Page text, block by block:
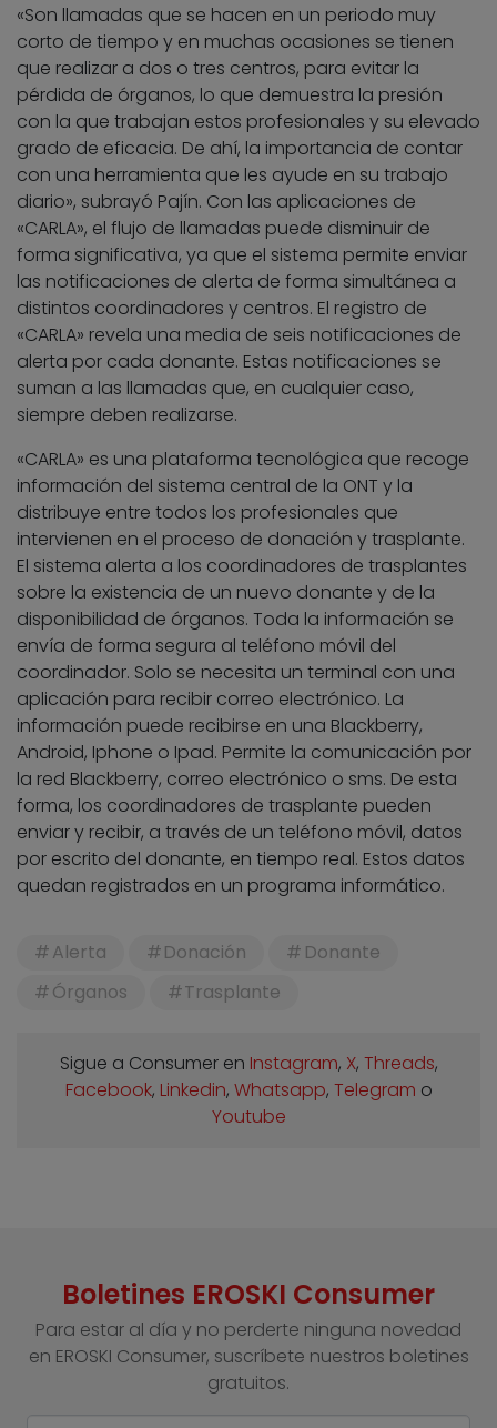
«Son llamadas que se hacen en un periodo muy
corto de tiempo y en muchas ocasiones se tienen
que realizar a dos o tres centros, para evitar la
pérdida de órganos, lo que demuestra la presión
con la que trabajan estos profesionales y su elevado
grado de eficacia. De ahí, la importancia de contar
con una herramienta que les ayude en su trabajo
diario», subrayó Pajín. Con las aplicaciones de
«CARLA», el flujo de llamadas puede disminuir de
forma significativa, ya que el sistema permite enviar
las notificaciones de alerta de forma simultánea a
distintos coordinadores y centros. El registro de
«CARLA» revela una media de seis notificaciones de
alerta por cada donante. Estas notificaciones se
suman a las llamadas que, en cualquier caso,
siempre deben realizarse.
«CARLA» es una plataforma tecnológica que recoge
información del sistema central de la ONT y la
distribuye entre todos los profesionales que
intervienen en el proceso de donación y trasplante.
El sistema alerta a los coordinadores de trasplantes
sobre la existencia de un nuevo donante y de la
disponibilidad de órganos. Toda la información se
envía de forma segura al teléfono móvil del
coordinador. Solo se necesita un terminal con una
aplicación para recibir correo electrónico. La
información puede recibirse en una Blackberry,
Android, Iphone o Ipad. Permite la comunicación por
la red Blackberry, correo electrónico o sms. De esta
forma, los coordinadores de trasplante pueden
enviar y recibir, a través de un teléfono móvil, datos
por escrito del donante, en tiempo real. Estos datos
quedan registrados en un programa informático.
Alerta Donación
Donante
Órganos
Trasplante
Sigue a Consumer en Instagram, X, Threads,
Facebook, Linkedin, Whatsapp, Telegram o
Youtube
Boletines EROSKI Consumer
Para estar al día y no perderte ninguna novedad
en EROSKI Consumer, suscríbete nuestros boletines
gratuitos.